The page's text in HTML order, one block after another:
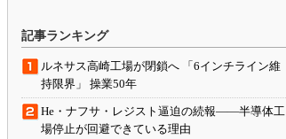
記事ランキング
ルネサス高崎工場が閉鎖へ 「6インチライン維
持限界」 操業50年
He・ナフサ・レジスト逼迫の続報――半導体工
場停止が回避できている理由